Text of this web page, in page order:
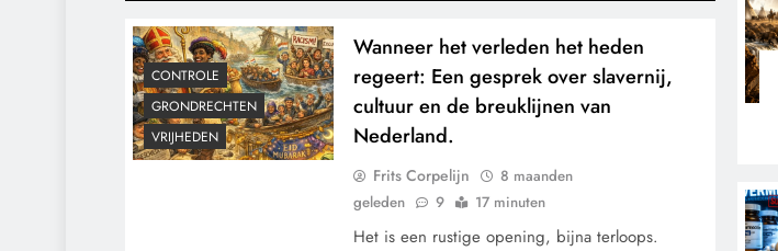
CONTROLE
GRONDRECHTEN
VRIJHEDEN
Wanneer het verleden het heden
regeert: Een gesprek over slavernij,
cultuur en de breuklijnen van
Nederland.
Frits Corpelijn
8 maanden
geleden
9 17 minuten
Het is een rustige opening, bijna terloops.